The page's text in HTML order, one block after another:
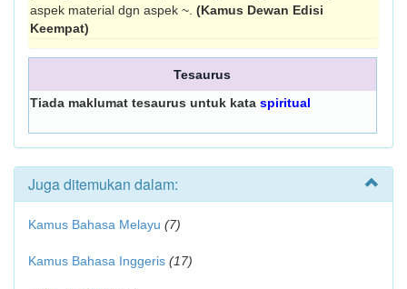
aspek material dgn aspek ~. (Kamus Dewan Edisi
Keempat)
Tesaurus
Tiada maklumat tesaurus untuk kata spiritual
Juga ditemukan dalam:
Kamus Bahasa Melayu (7)
Kamus Bahasa Inggeris (17)